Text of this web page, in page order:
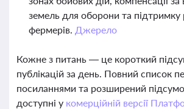
земель для оборони та підтримку
фермерів. Джерело
Кожне з питань — це короткий
публікацій за день. Повний список
посиланнями та розширений
доступні у комерційній версії